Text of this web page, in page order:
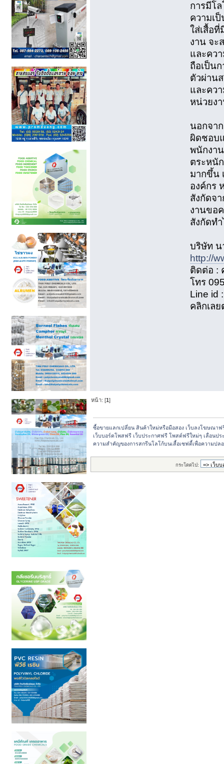
การมีโ
ความเ
ใส่เสื้อ
งาน จะ
และคว
ถือเป็น
ตัวผ่าน
และคว
หน่วยง
นอกจา
ผิดชอบ
พนักงา
ตระหนั
มากขึ้น
องค์กร
สังกัดจ
งานขอ
สังกัดท
บริษัท น
http://
ติดต่อ :
โทร
Line id
คลิกเล
หน้า: [1]
ซื้อขายแลกเปลี่ยน สินค้าใหม่หรือมือสอง เว็บลงโฆษณา
เว็บบอร์ดโพสฟรี เว็บประกาศฟรี โพสต์ฟรีใหม่ๆ เลื่อนปร
ความสำคัญของการสกรีนโลโก้บนเสื้อเซฟตี้เพื่อความป
กระโดดไป: